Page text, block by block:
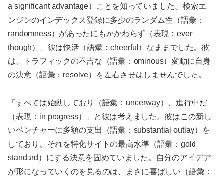
a significant advantage）ことを知っていました。検索エ
ンジンのインデックス登録に多少のランダム性（語彙：
randomness）があったにもかかわらず（表現：even
though）、彼は快活（語彙：cheerful）なままでした。彼
は、トラフィックの不吉な（語彙：ominous）変動に自身
の決意（語彙：resolve）を左右させはしませんでした。
「すべては始動しており（語彙：underway）、進行中だ
（表現：in progress）」と彼は考えました。彼はこの新し
いベンチャーに多額の支出（語彙：substantial outlay）を
しており、それを特化サイトの最高水準（語彙：gold
standard）にする決意を固めていました。自分のアイデア
が形になっていくのを見るのは、まさに喜ばしい（語彙：